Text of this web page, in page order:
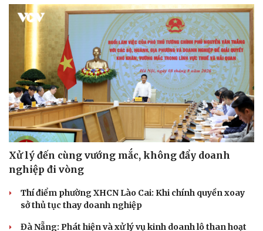
Xử lý đến cùng vướng mắc, không đẩy doanh
nghiệp đi vòng
Thí điểm phường XHCN Lào Cai: Khi chính quyền xoay
sở thủ tục thay doanh nghiệp
Đà Nẵng: Phát hiện và xử lý vụ kinh doanh lô than hoạt